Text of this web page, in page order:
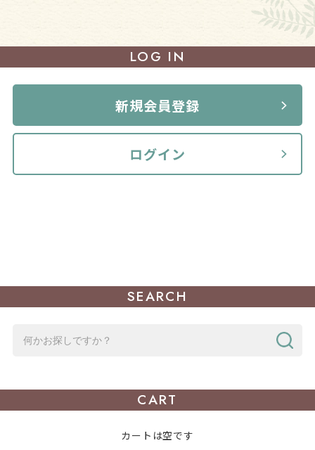
LOG IN
ログイン
新規会員登録
SEARCH
CART
カートは空です